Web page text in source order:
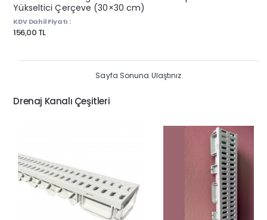
Yükseltici Çerçeve (30×30 cm)
KDV Dahil Fiyatı :
156,00 TL
Sayfa Sonuna Ulaştınız.
Drenaj Kanalı Çeşitleri